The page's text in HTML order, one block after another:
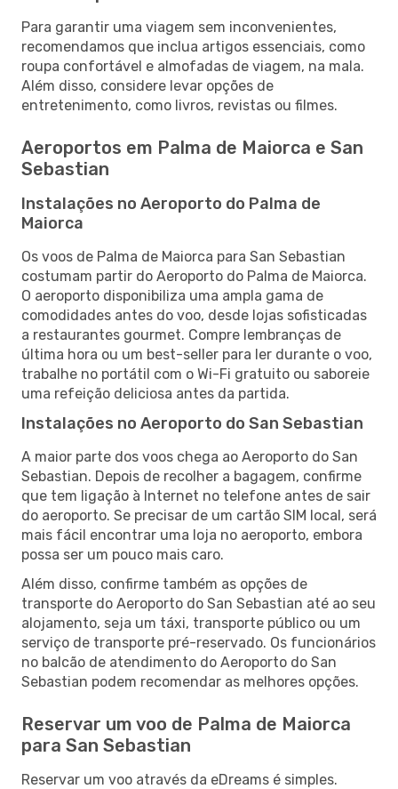
Para garantir uma viagem sem inconvenientes,
recomendamos que inclua artigos essenciais, como
roupa confortável e almofadas de viagem, na mala.
Além disso, considere levar opções de
entretenimento, como livros, revistas ou filmes.
Aeroportos em Palma de Maiorca e San
Sebastian
Instalações no Aeroporto do Palma de
Maiorca
Os voos de Palma de Maiorca para San Sebastian
costumam partir do Aeroporto do Palma de Maiorca.
O aeroporto disponibiliza uma ampla gama de
comodidades antes do voo, desde lojas sofisticadas
a restaurantes gourmet. Compre lembranças de
última hora ou um best-seller para ler durante o voo,
trabalhe no portátil com o Wi-Fi gratuito ou saboreie
uma refeição deliciosa antes da partida.
Instalações no Aeroporto do San Sebastian
A maior parte dos voos chega ao Aeroporto do San
Sebastian. Depois de recolher a bagagem, confirme
que tem ligação à Internet no telefone antes de sair
do aeroporto. Se precisar de um cartão SIM local, será
mais fácil encontrar uma loja no aeroporto, embora
possa ser um pouco mais caro.
Além disso, confirme também as opções de
transporte do Aeroporto do San Sebastian até ao seu
alojamento, seja um táxi, transporte público ou um
serviço de transporte pré-reservado. Os funcionários
no balcão de atendimento do Aeroporto do San
Sebastian podem recomendar as melhores opções.
Reservar um voo de Palma de Maiorca
para San Sebastian
Reservar um voo através da eDreams é simples.